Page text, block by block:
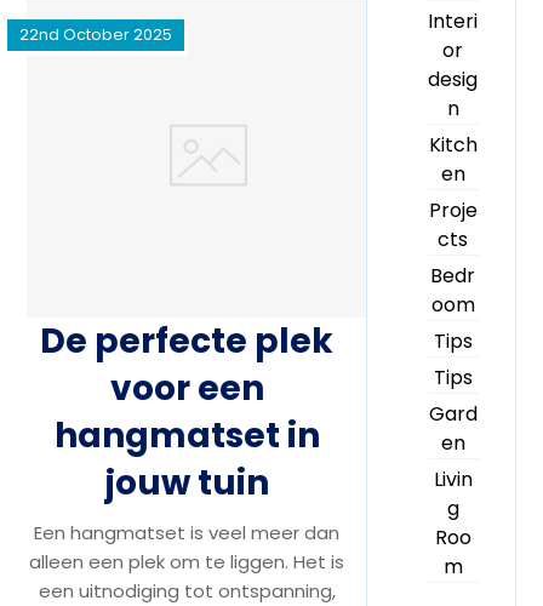
De perfecte plek
voor een
hangmatset in
jouw tuin
22nd October 2025
Een hangmatset is veel meer dan
alleen een plek om te liggen. Het is
een uitnodiging tot ontspanning,
Interi
or
desig
n
Kitch
en
Proje
cts
Bedr
oom
Tips
Tips
Gard
en
Livin
g
Roo
m